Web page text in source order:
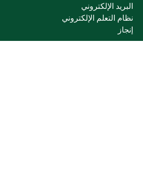
البريد الإلكتروني
نظام التعلم الإلكتروني
إنجاز